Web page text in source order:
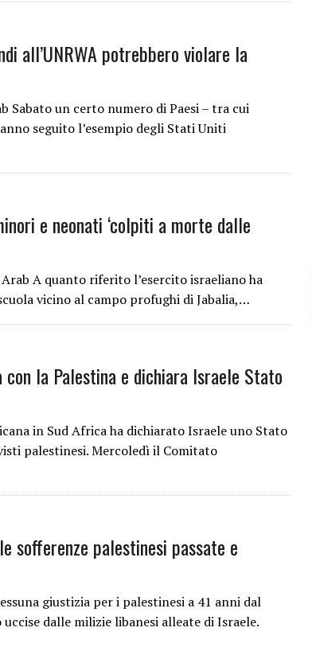
all’UNRWA potrebbero violare la
Sabato un certo numero di Paesi – tra cui
seguito l’esempio degli Stati Uniti
e neonati ‘colpiti a morte dalle
A quanto riferito l’esercito israeliano ha
vicino al campo profughi di Jabalia,…
la Palestina e dichiara Israele Stato
in Sud Africa ha dichiarato Israele uno Stato
palestinesi. Mercoledì il Comitato
sofferenze palestinesi passate e
giustizia per i palestinesi a 41 anni dal
dalle milizie libanesi alleate di Israele.